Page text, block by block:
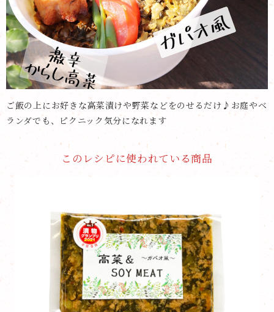
ご飯の上にお好きな高菜漬けや野菜などをのせるだけ♪お庭やベ
ランダでも、ピクニック気分になれます
このレシピに使われている商品